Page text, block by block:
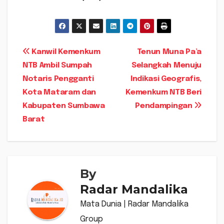
Navigasi
pos
Tenun Muna Pa’a
Selangkah Menuju
Indikasi Geografis,
Kemenkum NTB Beri
Pendampingan
Kanwil Kemenkum
NTB Ambil Sumpah
Notaris Pengganti
Kota Mataram dan
Kabupaten Sumbawa
Barat
By
Radar Mandalika
Mata Dunia | Radar Mandalika
Group